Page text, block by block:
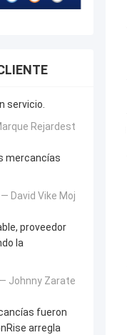
servicio.
Rejardest
mercancías
David Vike Moj
proveedor
la
Johnny Zarate
fueron
arregla